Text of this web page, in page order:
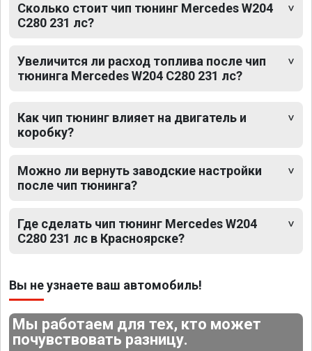
Сколько стоит чип тюнинг Mercedes W204
C280 231 лс?
Увеличится ли расход топлива после чип
тюнинга Mercedes W204 C280 231 лс?
Как чип тюнинг влияет на двигатель и
коробку?
Можно ли вернуть заводские настройки
после чип тюнинга?
Где сделать чип тюнинг Mercedes W204
C280 231 лс в Красноярске?
Вы не узнаете ваш автомобиль!
Мы работаем для тех, кто может
почувствовать разницу.